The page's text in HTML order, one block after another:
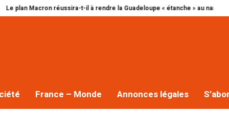
Macron réussira-t-il à rendre la Guadeloupe « étanche » au narcotrafic ?
France – Monde Annonces légales